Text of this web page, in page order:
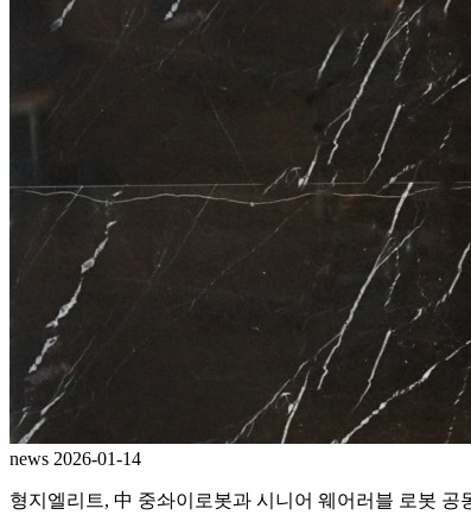
news 2026-01-14
형지엘리트, 中 중솨이로봇과 시니어 웨어러블 로봇 공